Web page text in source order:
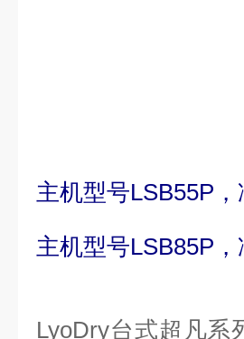
主机型号LSB55P
主机型号LSB85P
LyoDry台式超凡系